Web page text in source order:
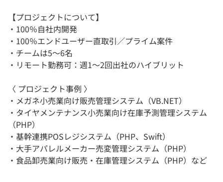
【プロジェクトについて】
・100％自社内開発
・100％エンドユーザー直取引／プライム案件
・チームは5～6名
・リモート勤務可：週1〜2回出社のハイブリット
〈 プロジェクト事例 〉
・メガネ小売業向け販売管理システム（VB.NET）
・タイヤメンテナンス小売業向け在庫予測管理システム
（PHP）
・基幹連携POSレジシステム（PHP、Swift）
・大手アパレルメーカー売変管理システム（PHP）
・食品卸売業向け販売・在庫管理システム（PHP）など